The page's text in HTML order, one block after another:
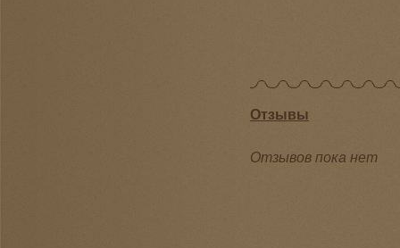
Отзывы
Отзывов пока нет